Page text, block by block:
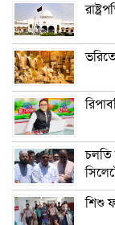
চলতি
শিশু